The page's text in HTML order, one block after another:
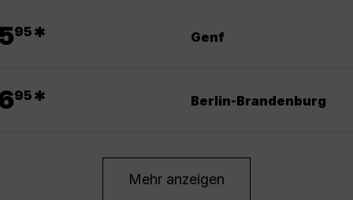
95 * Genf
95 * Berlin-Brandenburg
Mehr anzeigen